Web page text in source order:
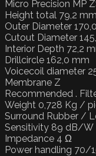
Micro Precision MP
Height total 79,2 mm
Outer Diameter
Cutout Diameter
Interior Depth 72,2
Drillcircle 162,0 mm
Voicecoil diameter
Membrane Z
Recommended .
Weight 0,728 Kg /
Surround Rubber /
Sensitivity 89 dB/W
Impedance 4 Ω
Power handling 70/